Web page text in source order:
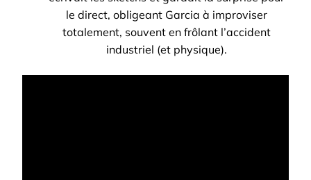
le direct, obligeant Garcia à improviser
totalement, souvent en frôlant l’accident
industriel (et physique).